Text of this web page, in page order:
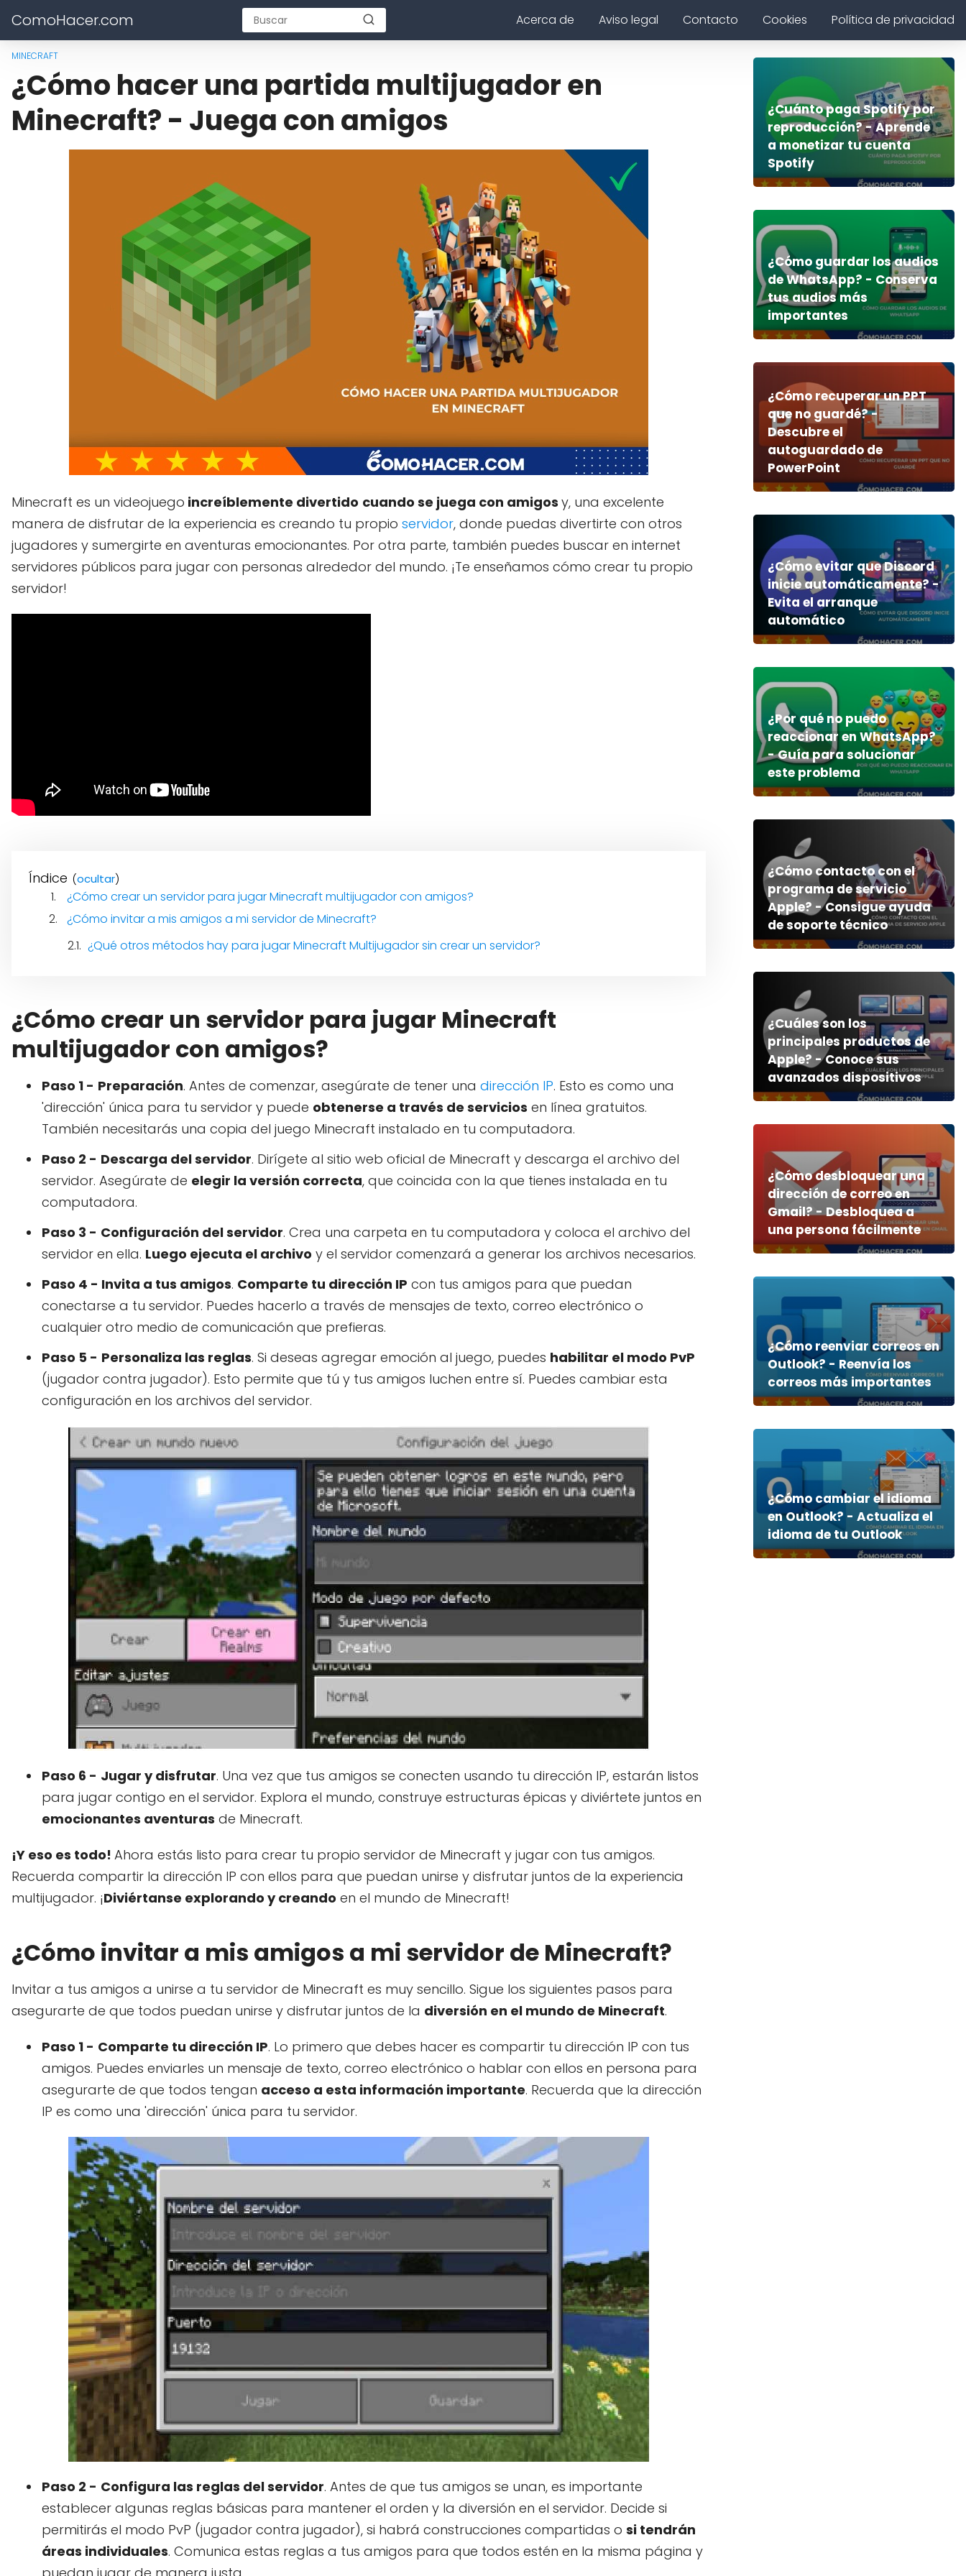
ComoHacer.com Acerca de Aviso legal Contacto Cookies Política de privacidad
MINECRAFT
¿Cómo hacer una partida multijugador en
Minecraft? - Juega con amigos
Minecraft es un videojuego increíblemente divertido cuando se juega con amigos y, una excelente
manera de disfrutar de la experiencia es creando tu propio servidor, donde puedas divertirte con otros
jugadores y sumergirte en aventuras emocionantes. Por otra parte, también puedes buscar en internet
servidores públicos para jugar con personas alrededor del mundo. ¡Te enseñamos cómo crear tu propio
servidor!
Índice ( )
¿Cómo crear un servidor para jugar Minecraft multijugador con amigos?
¿Cómo invitar a mis amigos a mi servidor de Minecraft?
¿Qué otros métodos hay para jugar Minecraft Multijugador sin crear un servidor?
¿Cómo crear un servidor para jugar Minecraft
multijugador con amigos?
Paso 1 - Preparación. Antes de comenzar, asegúrate de tener una dirección IP. Esto es como una
'dirección' única para tu servidor y puede obtenerse a través de servicios en línea gratuitos.
También necesitarás una copia del juego Minecraft instalado en tu computadora.
Paso 2 - Descarga del servidor. Dirígete al sitio web oficial de Minecraft y descarga el archivo del
servidor. Asegúrate de elegir la versión correcta, que coincida con la que tienes instalada en tu
computadora.
Paso 3 - Configuración del servidor. Crea una carpeta en tu computadora y coloca el archivo del
servidor en ella. Luego ejecuta el archivo y el servidor comenzará a generar los archivos necesarios.
Paso 4 - Invita a tus amigos. Comparte tu dirección IP con tus amigos para que puedan
conectarse a tu servidor. Puedes hacerlo a través de mensajes de texto, correo electrónico o
cualquier otro medio de comunicación que prefieras.
Paso 5 - Personaliza las reglas. Si deseas agregar emoción al juego, puedes habilitar el modo PvP
(jugador contra jugador). Esto permite que tú y tus amigos luchen entre sí. Puedes cambiar esta
configuración en los archivos del servidor.
Paso 6 - Jugar y disfrutar. Una vez que tus amigos se conecten usando tu dirección IP, estarán listos
para jugar contigo en el servidor. Explora el mundo, construye estructuras épicas y diviértete juntos en
emocionantes aventuras de Minecraft.
¡Y eso es todo! Ahora estás listo para crear tu propio servidor de Minecraft y jugar con tus amigos.
Recuerda compartir la dirección IP con ellos para que puedan unirse y disfrutar juntos de la experiencia
multijugador. ¡Diviértanse explorando y creando en el mundo de Minecraft!
¿Cómo invitar a mis amigos a mi servidor de Minecraft?
Invitar a tus amigos a unirse a tu servidor de Minecraft es muy sencillo. Sigue los siguientes pasos para
asegurarte de que todos puedan unirse y disfrutar juntos de la diversión en el mundo de Minecraft.
Paso 1 - Comparte tu dirección IP. Lo primero que debes hacer es compartir tu dirección IP con tus
amigos. Puedes enviarles un mensaje de texto, correo electrónico o hablar con ellos en persona para
asegurarte de que todos tengan acceso a esta información importante. Recuerda que la dirección
IP es como una 'dirección' única para tu servidor.
Paso 2 - Configura las reglas del servidor. Antes de que tus amigos se unan, es importante
establecer algunas reglas básicas para mantener el orden y la diversión en el servidor. Decide si
permitirás el modo PvP (jugador contra jugador), si habrá construcciones compartidas o si tendrán
áreas individuales. Comunica estas reglas a tus amigos para que todos estén en la misma página y
¿Cuánto paga Spotify por
reproducción? - Aprende
a monetizar tu cuenta
Spotify
¿Cómo guardar los audios
de WhatsApp? - Conserva
tus audios más
importantes
¿Cómo recuperar un PPT
que no guardé? -
Descubre el
autoguardado de
PowerPoint
¿Cómo evitar que Discord
inicie automáticamente? -
Evita el arranque
automático
¿Por qué no puedo
reaccionar en WhatsApp?
- Guía para solucionar
este problema
¿Cómo contacto con el
programa de servicio
Apple? - Consigue ayuda
de soporte técnico
¿Cuáles son los
principales productos de
Apple? - Conoce sus
avanzados dispositivos
¿Cómo desbloquear una
dirección de correo en
Gmail? - Desbloquea a
una persona fácilmente
¿Cómo reenviar correos en
Outlook? - Reenvía los
correos más importantes
¿Cómo cambiar el idioma
en Outlook? - Actualiza el
idioma de tu Outlook